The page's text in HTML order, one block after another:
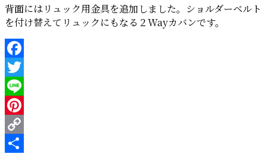
背面にはリュック用金具を追加しました。ショルダーベルト
を付け替えてリュックにもなる２Wayカバンです。
Facebook
Twitter
Line
Pinterest
Copy